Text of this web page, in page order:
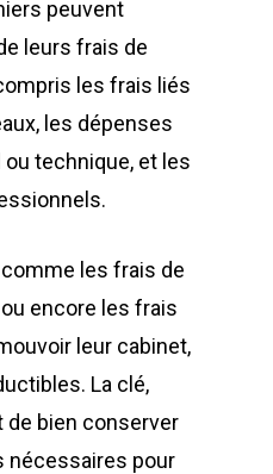
peuvent
leurs frais de
les frais liés
les dépenses
technique, et les
comme les frais de
encore les frais
leur cabinet,
La clé,
de bien conserver
pour